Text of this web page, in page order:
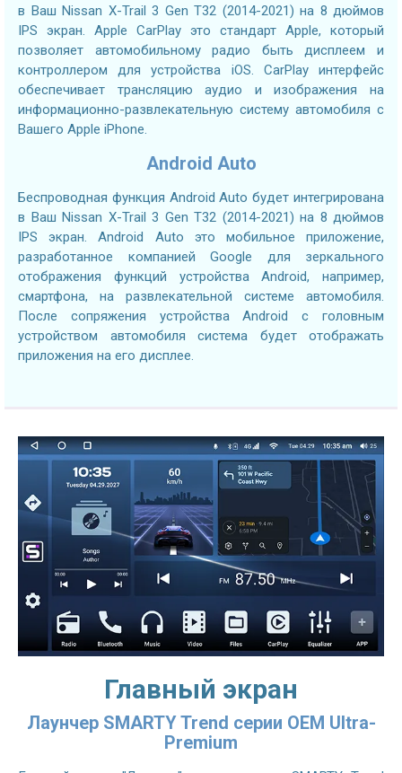
в Ваш Nissan X-Trail 3 Gen T32 (2014-2021) на 8 дюймов
IPS экран. Apple CarPlay это стандарт Apple, который
позволяет автомобильному радио быть дисплеем и
контроллером для устройства iOS. CarPlay интерфейс
обеспечивает трансляцию аудио и изображения на
информационно-развлекательную систему автомобиля с
Вашего Apple iPhone.
Android Auto
Беспроводная функция Android Auto будет интегрирована
в Ваш Nissan X-Trail 3 Gen T32 (2014-2021) на 8 дюймов
IPS экран. Android Auto это мобильное приложение,
разработанное компанией Google для зеркального
отображения функций устройства Android, например,
смартфона, на развлекательной системе автомобиля.
После сопряжения устройства Android с головным
устройством автомобиля система будет отображать
приложения на его дисплее.
Главный экран
Лаунчер SMARTY Trend серии OEM Ultra-
Premium